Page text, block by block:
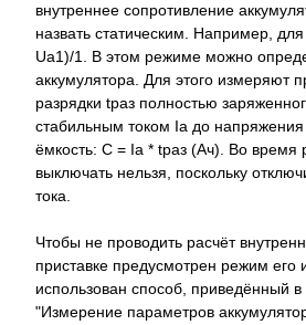
внутреннее сопротивление
назвать статическим. Например,
Uа1)/1. В этом режиме можно
аккумулятора. Для этого измеряют
разрядки tраз полностью
стабильным током Iа до
ёмкость: С = Iа * tраз (Ач). Во время
выключать нельзя, поскольку
тока.
Чтобы не проводить расчёт
приставке предусмотрен режим его
использован способ, приведённый
"Измерение параметров